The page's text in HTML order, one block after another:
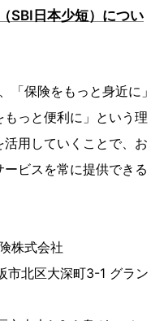
SBI日本少短）につい
「保険をもっと身近に」
もっと便利に」という理
用していくことで、お
ビスを常に提供できる
式会社
北区大深町3-1 グラン